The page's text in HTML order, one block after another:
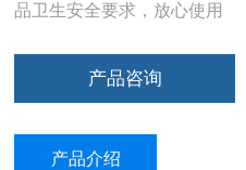
品卫生安全要求，放心使用
产品咨询
产品介绍